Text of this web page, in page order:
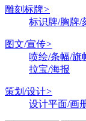
雕刻标牌>
标识牌/胸牌/
图文/宣传>
喷绘/条幅/旗
拉宝/海报
策划/设计>
设计平面/画